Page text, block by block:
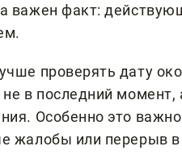
важен факт:
проверять дату
не в последний
Особенно это
жалобы или перерыв